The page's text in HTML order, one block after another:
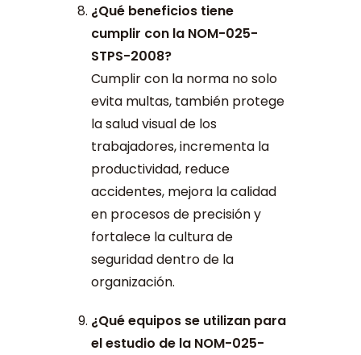
¿Qué beneficios tiene
cumplir con la NOM-025-
STPS-2008?
Cumplir con la norma no solo
evita multas, también protege
la salud visual de los
trabajadores, incrementa la
productividad, reduce
accidentes, mejora la calidad
en procesos de precisión y
fortalece la cultura de
seguridad dentro de la
organización.
¿Qué equipos se utilizan para
el estudio de la NOM-025-